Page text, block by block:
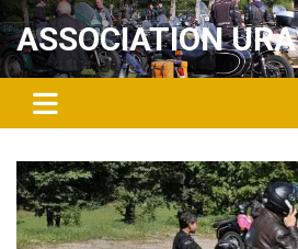
Aller
au
contenu
ASSOCIATION